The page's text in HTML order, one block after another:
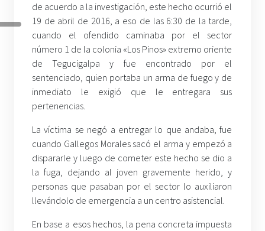
de acuerdo a la investigación, este hecho ocurrió el
19 de abril de 2016, a eso de las 6:30 de la tarde,
cuando el ofendido caminaba por el sector
número 1 de la colonia «Los Pinos» extremo oriente
de Tegucigalpa y fue encontrado por el
sentenciado, quien portaba un arma de fuego y de
inmediato le exigió que le entregara sus
pertenencias.
La víctima se negó a entregar lo que andaba, fue
cuando Gallegos Morales sacó el arma y empezó a
dispararle y luego de cometer este hecho se dio a
la fuga, dejando al joven gravemente herido, y
personas que pasaban por el sector lo auxiliaron
llevándolo de emergencia a un centro asistencial.
En base a esos hechos, la pena concreta impuesta